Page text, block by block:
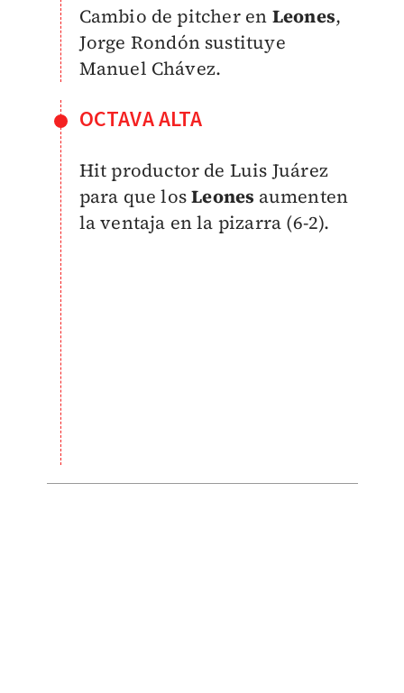
Cambio de pitcher en Leones,
Jorge Rondón sustituye
Manuel Chávez.
OCTAVA ALTA
Hit productor de Luis Juárez
para que losLeones aumenten
la ventaja en la pizarra (6-2).